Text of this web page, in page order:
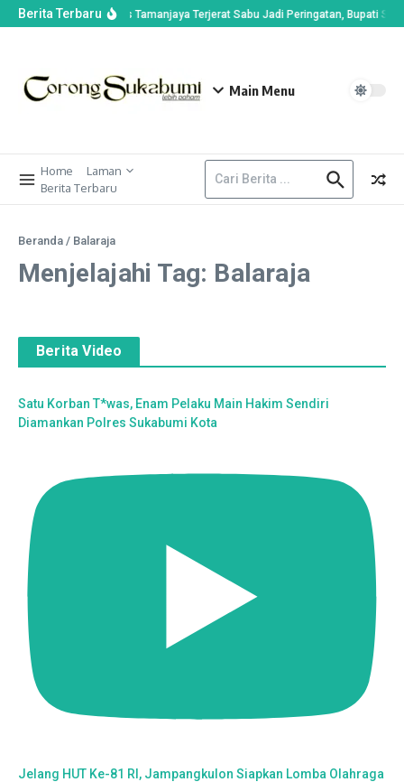
Berita TerbaruKasus Kades Tamanjaya Terjerat Sabu Jadi Peringatan, Bupati
Main Menu
Home
Laman
Berita Terbaru
Beranda / Balaraja
Menjelajahi Tag: Balaraja
Berita Video
Satu Korban T*was, Enam Pelaku Main Hakim Sendiri
Diamankan Polres Sukabumi Kota
Jelang HUT Ke-81 RI, Jampangkulon Siapkan Lomba Olahraga